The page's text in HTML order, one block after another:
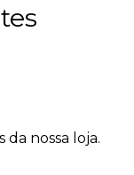
nossa loja.